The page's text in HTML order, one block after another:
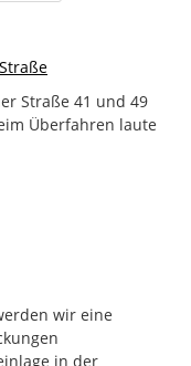
Straße 41 und 49
Überfahren laute
wir eine
in der